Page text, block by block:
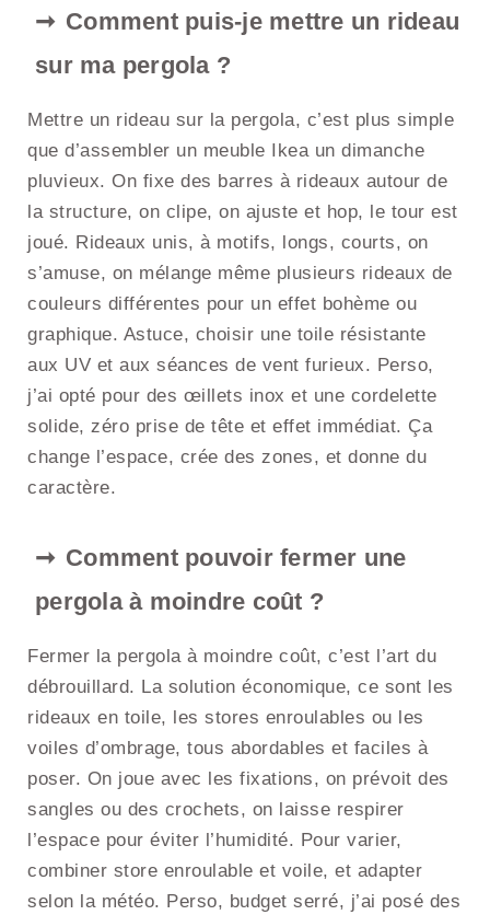
Comment puis-je mettre un rideau
sur ma pergola ?
Mettre un rideau sur la pergola, c’est plus simple
que d’assembler un meuble Ikea un dimanche
pluvieux. On fixe des barres à rideaux autour de
la structure, on clipe, on ajuste et hop, le tour est
joué. Rideaux unis, à motifs, longs, courts, on
s’amuse, on mélange même plusieurs rideaux de
couleurs différentes pour un effet bohème ou
graphique. Astuce, choisir une toile résistante
aux UV et aux séances de vent furieux. Perso,
j’ai opté pour des œillets inox et une cordelette
solide, zéro prise de tête et effet immédiat. Ça
change l’espace, crée des zones, et donne du
caractère.
Comment pouvoir fermer une
pergola à moindre coût ?
Fermer la pergola à moindre coût, c’est l’art du
débrouillard. La solution économique, ce sont les
rideaux en toile, les stores enroulables ou les
voiles d’ombrage, tous abordables et faciles à
poser. On joue avec les fixations, on prévoit des
sangles ou des crochets, on laisse respirer
l’espace pour éviter l’humidité. Pour varier,
combiner store enroulable et voile, et adapter
selon la météo. Perso, budget serré, j’ai posé des